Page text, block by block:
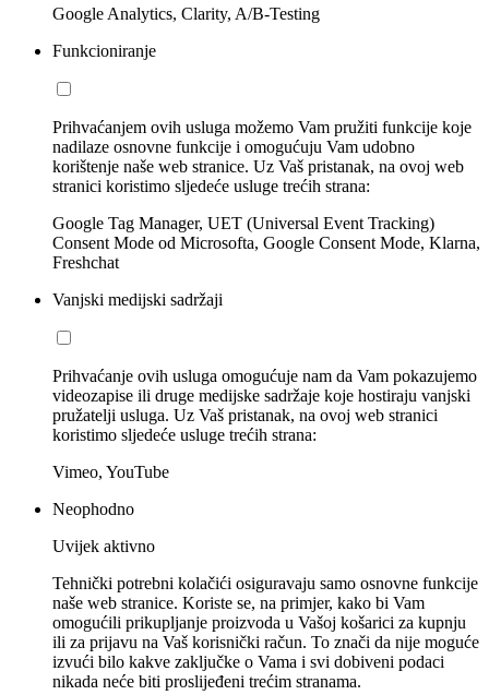
Google Analytics, Clarity, A/B-Testing
Funkcioniranje
Prihvaćanjem ovih usluga možemo Vam pružiti funkcije koje
nadilaze osnovne funkcije i omogućuju Vam udobno
korištenje naše web stranice. Uz Vaš pristanak, na ovoj web
stranici koristimo sljedeće usluge trećih strana:
Google Tag Manager, UET (Universal Event Tracking)
Consent Mode od Microsofta, Google Consent Mode, Klarna,
Freshchat
Vanjski medijski sadržaji
Prihvaćanje ovih usluga omogućuje nam da Vam pokazujemo
videozapise ili druge medijske sadržaje koje hostiraju vanjski
pružatelji usluga. Uz Vaš pristanak, na ovoj web stranici
koristimo sljedeće usluge trećih strana:
Vimeo, YouTube
Neophodno
Uvijek aktivno
Tehnički potrebni kolačići osiguravaju samo osnovne funkcije
naše web stranice. Koriste se, na primjer, kako bi Vam
omogućili prikupljanje proizvoda u Vašoj košarici za kupnju
ili za prijavu na Vaš korisnički račun. To znači da nije moguće
izvući bilo kakve zaključke o Vama i svi dobiveni podaci
nikada neće biti proslijeđeni trećim stranama.